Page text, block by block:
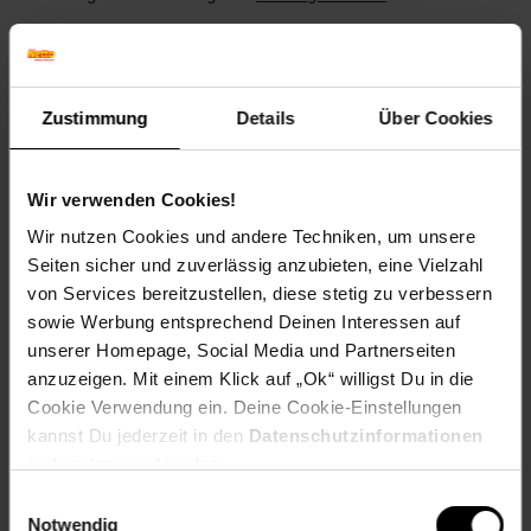
Zustimmung Details Über Cookies
Wir verwenden Cookies!
Wir nutzen Cookies und andere Techniken, um unsere
Seiten sicher und zuverlässig anzubieten, eine Vielzahl
von Services bereitzustellen, diese stetig zu verbessern
sowie Werbung entsprechend Deinen Interessen auf
unserer Homepage, Social Media und Partnerseiten
anzuzeigen. Mit einem Klick auf „Ok“ willigst Du in die
Cookie Verwendung ein. Deine Cookie-Einstellungen
kannst Du jederzeit in den Datenschutzinformationen
Notwendig
Versandinformationen
Fußzeile
Weitere Online-Angebote
Netto Reisen TV-Shop Weinwelt